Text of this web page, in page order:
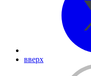
вверх